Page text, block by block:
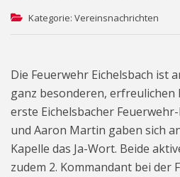
Kategorie: Vereinsnachrichten
Die Feuerwehr Eichelsbach ist
ganz besonderen, erfreulichen
erste Eichelsbacher
und Aaron Martin gaben sich
Kapelle das Ja-Wort. Beide
zudem 2. Kommandant bei der